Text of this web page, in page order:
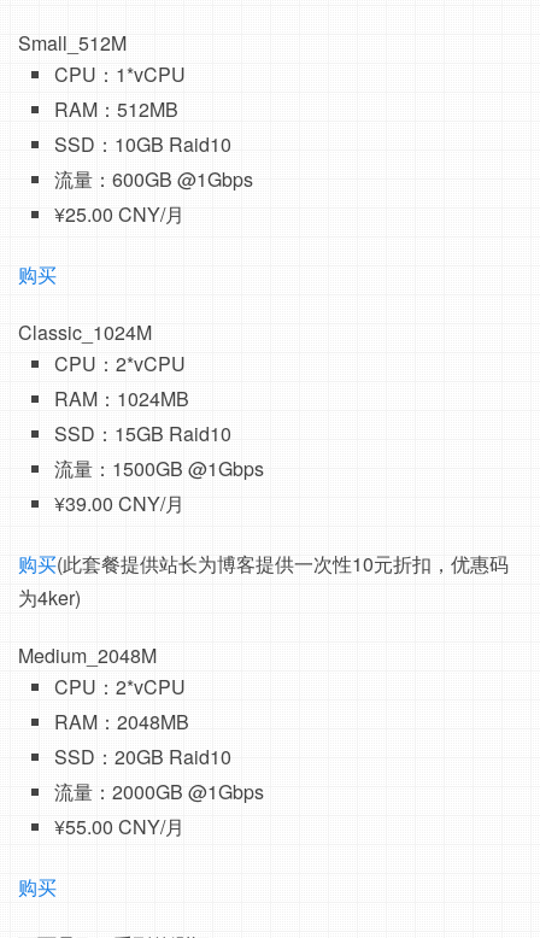
Small_512M
CPU：1*vCPU
RAM：512MB
SSD：10GB Raid10
流量：600GB @1Gbps
¥25.00 CNY/月
购买
Classic_1024M
CPU：2*vCPU
RAM：1024MB
SSD：15GB Raid10
流量：1500GB @1Gbps
¥39.00 CNY/月
购买(此套餐提供站长为博客提供一次性10元折扣，优惠码
为4ker)
Medium_2048M
CPU：2*vCPU
RAM：2048MB
SSD：20GB Raid10
流量：2000GB @1Gbps
¥55.00 CNY/月
购买